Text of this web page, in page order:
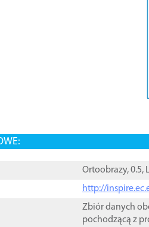
Ortoobrazy, 0.5,
http://
Zbiór danych
pochodzącą z